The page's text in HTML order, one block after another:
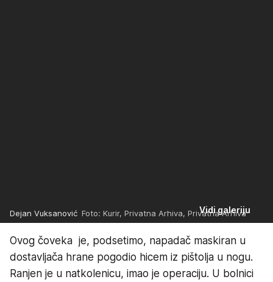
Vidi galeriju
Dejan Vuksanović Foto: Kurir, Privatna Arhiva, Privatna Arhiva
Ovog čoveka je, podsetimo, napadač maskiran u
dostavljača hrane pogodio hicem iz pištolja u nogu.
Ranjen je u natkolenicu, imao je operaciju. U bolnici